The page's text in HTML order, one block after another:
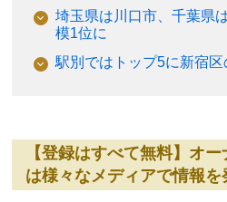
埼玉県は川口市、千葉県
模1位に
駅別ではトップ5に新宿
【登録はすべて無料】オ
は様々なメディアで情報を